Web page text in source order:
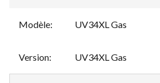
Modèle: UV34XL Gas
Version: UV34XL Gas